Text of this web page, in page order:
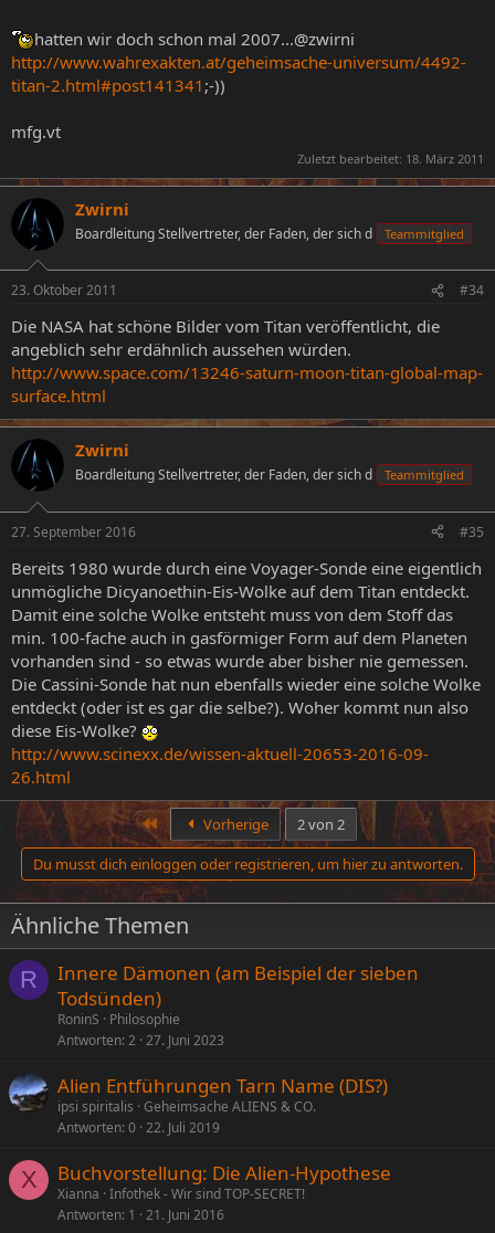
hatten wir doch schon mal 2007...@zwirni
http://www.wahrexakten.at/geheimsache-universum/4492-
titan-2.html#post141341 ;-))
mfg.vt
Zuletzt bearbeitet: 18. März 2011
Zwirni
Boardleitung Stellvertreter, der Faden, der sich d Teammitglied
23. Oktober 2011 #34
Die NASA hat schöne Bilder vom Titan veröffentlicht, die
angeblich sehr erdähnlich aussehen würden.
http://www.space.com/13246-saturn-moon-titan-global-map-
surface.html
Zwirni
Boardleitung Stellvertreter, der Faden, der sich d Teammitglied
27. September 2016 #35
Bereits 1980 wurde durch eine Voyager-Sonde eine eigentlich
unmögliche Dicyanoethin-Eis-Wolke auf dem Titan entdeckt.
Damit eine solche Wolke entsteht muss von dem Stoff das
min. 100-fache auch in gasförmiger Form auf dem Planeten
vorhanden sind - so etwas wurde aber bisher nie gemessen.
Die Cassini-Sonde hat nun ebenfalls wieder eine solche Wolke
entdeckt (oder ist es gar die selbe?). Woher kommt nun also
diese Eis-Wolke?
http://www.scinexx.de/wissen-aktuell-20653-2016-09-
26.html
Erste Vorherige
2 von 2
Du musst dich einloggen oder registrieren, um hier zu antworten.
Ähnliche Themen
R
Innere Dämonen (am Beispiel der sieben
Todsünden)
RoninS
Philosophie
Antworten 2 27. Juni 2023
Alien Entführungen Tarn Name (DIS?)
ipsi spiritalis
Geheimsache ALIENS & CO.
Antworten 0 22. Juli 2019
X Buchvorstellung: Die Alien-Hypothese
Xianna Infothek - Wir sind TOP-SECRET!
Antworten 1 21. Juni 2016